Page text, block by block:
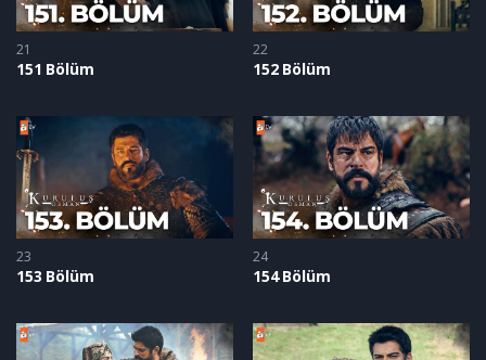
21
151 Bölüm
22
152 Bölüm
23
153 Bölüm
24
154 Bölüm